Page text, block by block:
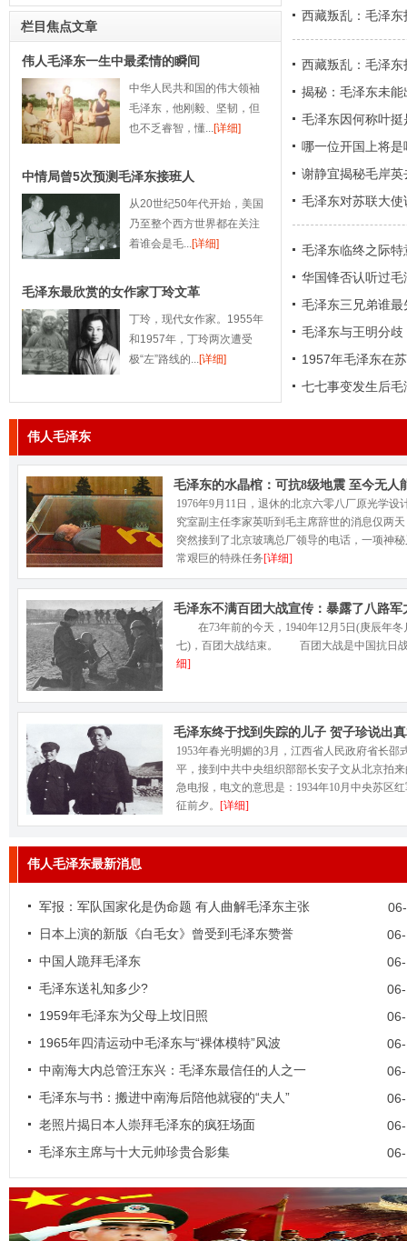
栏目焦点文章
伟人毛泽东一生中最柔情的瞬间
中华人民共和国的伟大领袖
毛泽东，他刚毅、坚韧，但
也不乏睿智，懂...[详细]
中情局曾5次预测毛泽东接班人
从20世纪50年代开始，美国
乃至整个西方世界都在关注
着谁会是毛...[详细]
毛泽东最欣赏的女作家丁玲文革
丁玲，现代女作家。1955年
和1957年，丁玲两次遭受
极“左”路线的...[详细]
翻译
西藏叛乱：毛泽
西藏叛乱：毛泽
揭秘：毛泽东未
毛泽东因何称叶挺
哪一位开国上将
谢静宜揭秘毛岸
青
毛泽东对苏联大
毛泽东临终之际特
华国锋否认听过
毛泽东三兄弟谁
毛泽东与王明分
1957年毛泽东在
七七事变发生后
伟人毛泽东
毛泽东的水晶棺：可抗8级地震 至今无人
做
1976年9月11日，退休的北京六零八厂原光学设
究室副主任李家英听到毛主席辞世的消息仅两
突然接到了北京玻璃总厂领导的电话，一项神
常艰巨的特殊任务[详细]
毛泽东不满百团大战宣传：暴露了八路军
在73年前的今天，1940年12月5日(庚辰年冬
七)，百团大战结束。 百团大战是中国抗日
细]
毛泽东终于找到失踪的儿子 贺子珍说出
1953年春光明媚的3月，江西省人民政府省长邵
平，接到中共中央组织部部长安子文从北京拍
急电报，电文的意思是：1934年10月中央苏区
征前夕。 [详细]
伟人毛泽东最新消息
军报：军队国家化是伪命题 有人曲解毛泽东主张
日本上演的新版《白毛女》曾受到毛泽东赞誉
中国人跪拜毛泽东
毛泽东送礼知多少?
1959年毛泽东为父母上坟旧照
1965年四清运动中毛泽东与“裸体模特”风波
中南海大内总管汪东兴：毛泽东最信任的人之一
毛泽东与书：搬进中南海后陪他就寝的“夫人”
老照片揭日本人崇拜毛泽东的疯狂场面
毛泽东主席与十大元帅珍贵合影集